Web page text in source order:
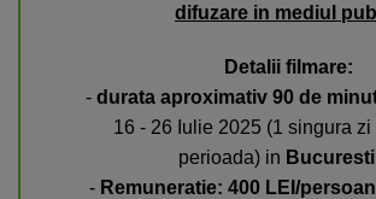
difuzare in mediul
Detalii filmare:
- durata aproximativ 90 de
16 - 26 Iulie 2025 (1 singura zi
perioada) in Bucuresti
- Remuneratie: 400 LEI/